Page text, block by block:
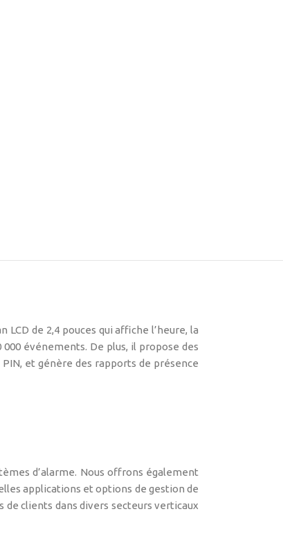
de 2,4 pouces qui affiche l’heure, la
événements. De plus, il propose des
et génère des rapports de présence
d’alarme. Nous offrons également
applications et options de gestion de
clients dans divers secteurs verticaux